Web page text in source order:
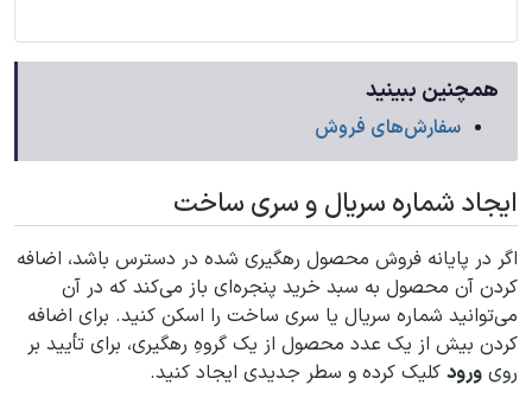
همچنین ببینید
سفارش‌های فروش
ایجاد شماره سریال و سری ساخت
اگر در پایانه فروش محصول رهگیری شده در دسترس باشد، اضافه
کردن آن محصول به سبد خرید پنجره‌ای باز می‌کند که در آن
می‌توانید شماره سریال یا سری ساخت را اسکن کنید. برای اضافه
کردن بیش از یک عدد محصول از یک گروهِ رهگیری، برای تأیید بر
روی ورود کلیک کرده و سطر جدیدی ایجاد کنید.